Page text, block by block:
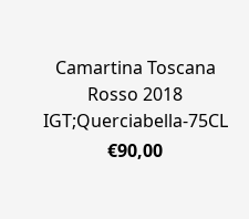
Camartina Toscana
Rosso 2018
IGT;Querciabella-75CL
€90,00